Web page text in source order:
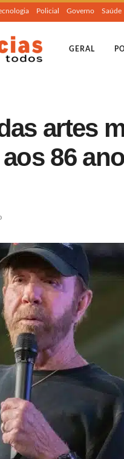
Policial Governo Saúde
GERAL
artes
86